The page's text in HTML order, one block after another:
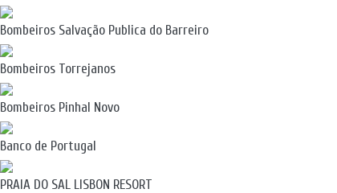
Bombeiros Salvação Publica do Barreiro
Bombeiros Torrejanos
Bombeiros Pinhal Novo
Banco de Portugal
PRAIA DO SAL LISBON RESORT